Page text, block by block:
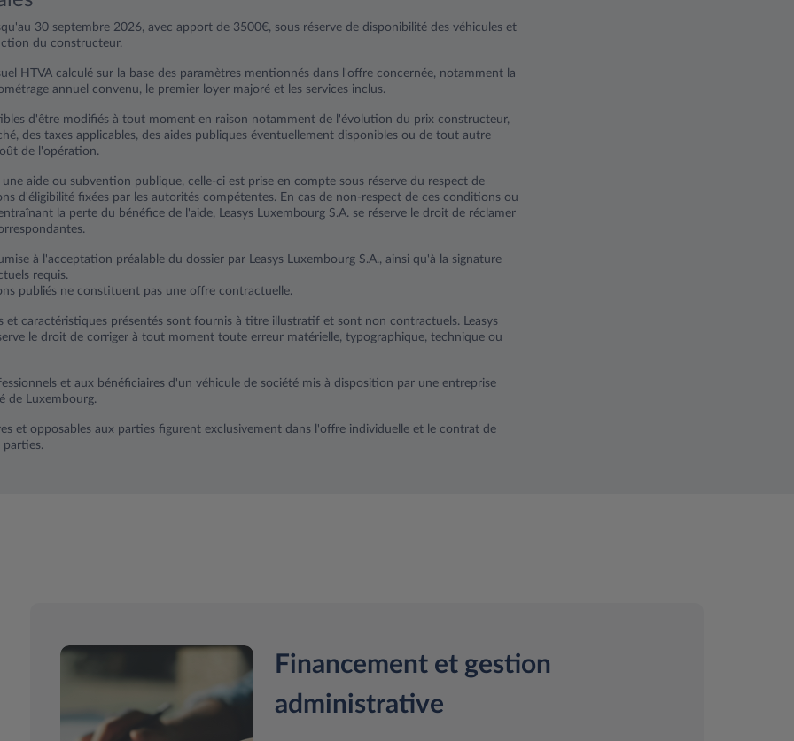
30 septembre 2026, avec apport de 3500€, sous réserve de disponibilité des véhicules et
du constructeur.
HTVA calculé sur la base des paramètres mentionnés dans l'offre concernée, notamment la
annuel convenu, le premier loyer majoré et les services inclus.
d'être modifiés à tout moment en raison notamment de l'évolution du prix constructeur,
des taxes applicables, des aides publiques éventuellement disponibles ou de tout autre
de l'opération.
une aide ou subvention publique, celle-ci est prise en compte sous réserve du respect de
d'éligibilité fixées par les autorités compétentes. En cas de non-respect de ces conditions ou
la perte du bénéfice de l'aide, Leasys Luxembourg S.A. se réserve le droit de réclamer
à l'acceptation préalable du dossier par Leasys Luxembourg S.A., ainsi qu'à la signature
requis.
publiés ne constituent pas une offre contractuelle.
et caractéristiques présentés sont fournis à titre illustratif et sont non contractuels. Leasys
le droit de corriger à tout moment toute erreur matérielle, typographique, technique ou
et aux bénéficiaires d'un véhicule de société mis à disposition par une entreprise
de Luxembourg.
et opposables aux parties figurent exclusivement dans l'offre individuelle et le contrat de
parties.
Financement et gestion
administrative